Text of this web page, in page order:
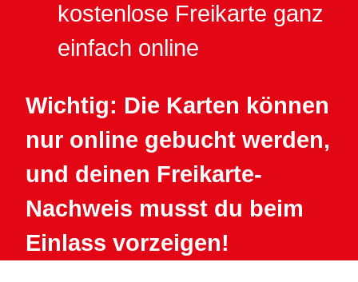
kostenlose Freikarte ganz
einfach online
Wichtig: Die Karten können
nur online gebucht werden,
und deinen Freikarte-
Nachweis musst du beim
Einlass vorzeigen!